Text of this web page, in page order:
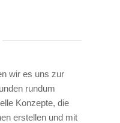
wir es uns zur
rundum
Konzepte, die
erstellen und mit